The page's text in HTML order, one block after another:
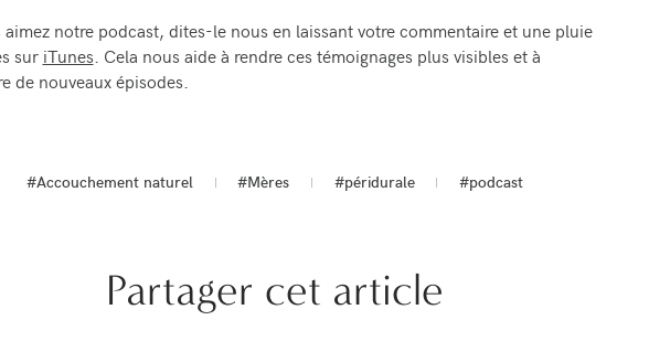
aimez notre podcast, dites-le nous en laissant votre commentaire et une pluie
sur iTunes. Cela nous aide à rendre ces témoignages plus visibles et à
de nouveaux épisodes.
#Accouchement naturel #Mères #péridurale #podcast
Partager cet article